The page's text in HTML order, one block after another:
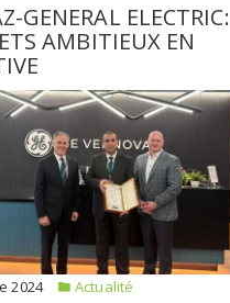
GENERAL ELECTRIC:
AMBITIEUX EN
2024
Actualité